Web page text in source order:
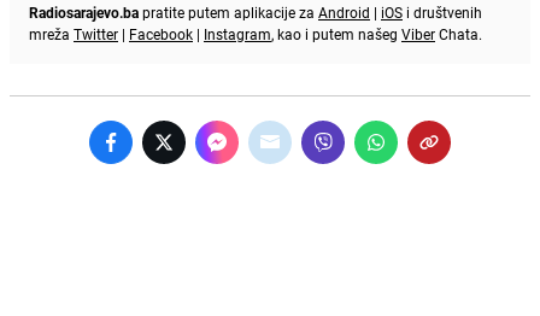
Radiosarajevo.bapratite putem aplikacije za Android | iOS i društvenih
mreža Twitter | Facebook | Instagram, kao i putem našeg ViberChata.